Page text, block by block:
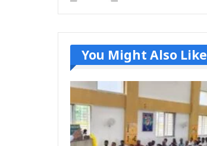
You Might Also Like